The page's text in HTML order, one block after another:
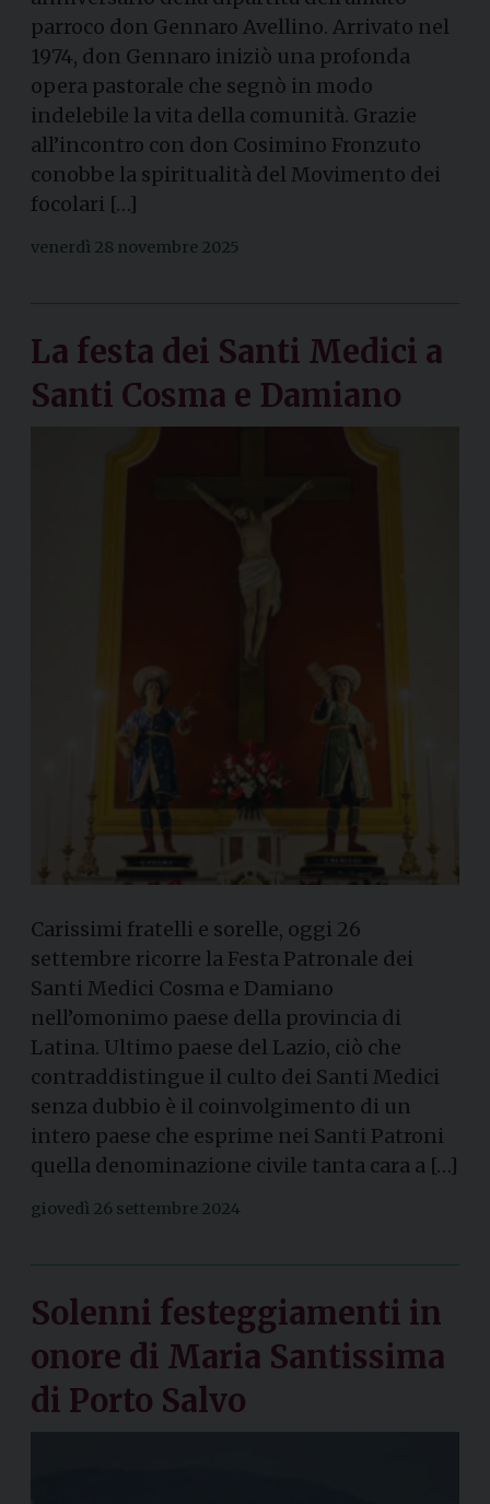
parroco don Gennaro Avellino. Arrivato nel
1974, don Gennaro iniziò una profonda
opera pastorale che segnò in modo
indelebile la vita della comunità. Grazie
all’incontro con don Cosimino Fronzuto
conobbe la spiritualità del Movimento dei
focolari […]
venerdì 28 novembre 2025
La festa dei Santi Medici a
Santi Cosma e Damiano
Carissimi fratelli e sorelle, oggi 26
settembre ricorre la Festa Patronale dei
Santi Medici Cosma e Damiano
nell’omonimo paese della provincia di
Latina. Ultimo paese del Lazio, ciò che
contraddistingue il culto dei Santi Medici
senza dubbio è il coinvolgimento di un
intero paese che esprime nei Santi Patroni
quella denominazione civile tanta cara a […]
giovedì 26 settembre 2024
Solenni festeggiamenti in
onore di Maria Santissima
di Porto Salvo